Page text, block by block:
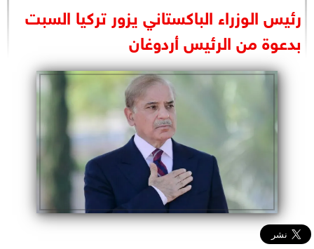
الرئاسة
البرلمان
الوزارات
رئيس الوزراء الباكستاني يزور تركيا السبت
بدعوة من الرئيس أردوغان